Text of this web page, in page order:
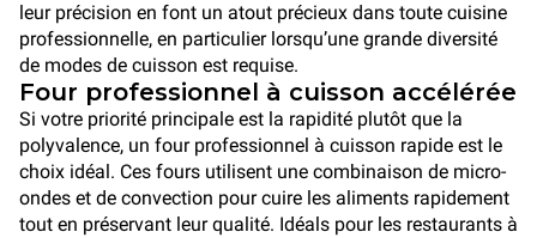
leur précision en font un atout précieux dans toute cuisine
professionnelle, en particulier lorsqu’une grande diversité
de modes de cuisson est requise.
Four professionnel à cuisson accélérée
Si votre priorité principale est la rapidité plutôt que la
polyvalence, un four professionnel à cuisson rapide est le
choix idéal. Ces fours utilisent une combinaison de micro-
ondes et de convection pour cuire les aliments rapidement
tout en préservant leur qualité. Idéals pour les restaurants à